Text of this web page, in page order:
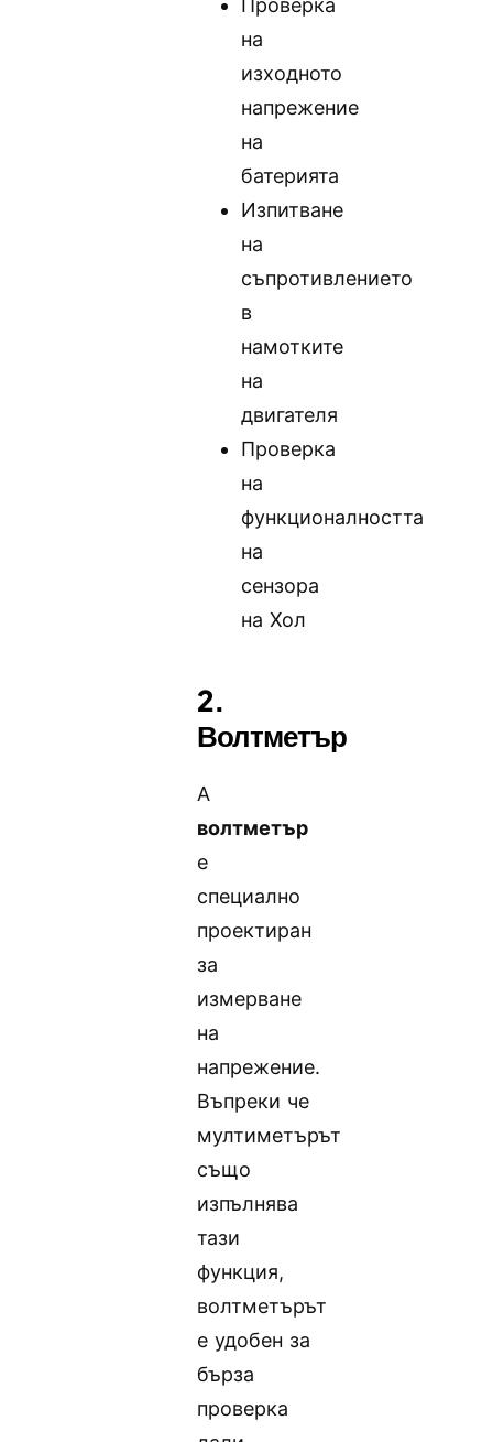
Проверка
на
изходното
напрежение
на
батерията
Изпитване
на
съпротивлението
в
намотките
на
двигателя
Проверка
на
функционалността
на
сензора
на Хол
2.
Волтметър
А
волтметър
е
специално
проектиран
за
измерване
на
напрежение.
Въпреки че
мултиметърът
също
изпълнява
тази
функция,
волтметърът
е удобен за
бърза
проверка